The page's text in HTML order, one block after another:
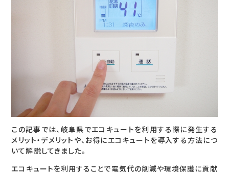
この記事では、岐阜県でエコキュートを利用する際に発生する
メリット・デメリットや、お得にエコキュートを導入する方法につ
いて解説してきました。
エコキュートを利用することで電気代の削減や環境保護に貢献